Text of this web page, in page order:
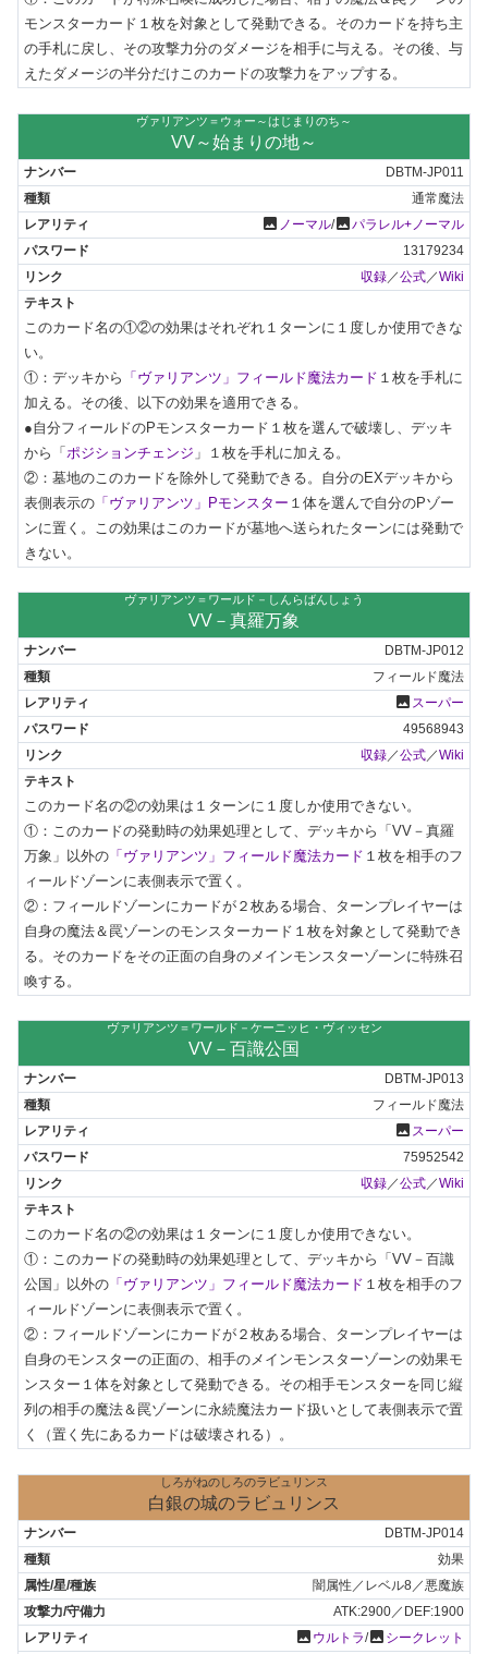
モンスターカード１枚を対象として発動できる。そのカードを持ち主
の手札に戻し、その攻撃力分のダメージを相手に与える。その後、与
えたダメージの半分だけこのカードの攻撃力をアップする。
ヴァリアンツ＝ウォー～はじまりのち～
VV～始まりの地～
DBTM-JP011
通常魔法
photo ノーマル/photoパラレル+ノーマル
13179234
収録 ／公式 ／Wiki
このカード名の①②の効果はそれぞれ１ターンに１度しか使用できな
い。
①：デッキから 「ヴァリアンツ」フィールド魔法カード １枚を手札に
加える。その後、以下の効果を適用できる。
●自分フィールドのPモンスターカード１枚を選んで破壊し、デッキ
から「ポジションチェンジ 」１枚を手札に加える。
②：墓地のこのカードを除外して発動できる。自分のEXデッキから
表側表示の 「ヴァリアンツ」Pモンスター １体を選んで自分のPゾー
ンに置く。この効果はこのカードが墓地へ送られたターンには発動で
きない。
ヴァリアンツ＝ワールド－しんらばんしょう
VV－真羅万象
DBTM-JP012
フィールド魔法
photo スーパー
49568943
収録／公式／Wiki
このカード名の②の効果は１ターンに１度しか使用できない。
①：このカードの発動時の効果処理として、デッキから「VV－真羅
万象」以外の 「ヴァリアンツ」フィールド魔法カード １枚を相手のフ
ィールドゾーンに表側表示で置く。
②：フィールドゾーンにカードが２枚ある場合、ターンプレイヤーは
自身の魔法＆罠ゾーンのモンスターカード１枚を対象として発動でき
る。そのカードをその正面の自身のメインモンスターゾーンに特殊召
喚する。
ヴァリアンツ＝ワールド－ケーニッヒ・ヴィッセン
VV－百識公国
DBTM-JP013
フィールド魔法
photo スーパー
75952542
収録／公式／Wiki
このカード名の②の効果は１ターンに１度しか使用できない。
①：このカードの発動時の効果処理として、デッキから「VV－百識
公国」以外の 「ヴァリアンツ」フィールド魔法カード １枚を相手のフ
ィールドゾーンに表側表示で置く。
②：フィールドゾーンにカードが２枚ある場合、ターンプレイヤーは
自身のモンスターの正面の、相手のメインモンスターゾーンの効果モ
ンスター１体を対象として発動できる。その相手モンスターを同じ縦
列の相手の魔法＆罠ゾーンに永続魔法カード扱いとして表側表示で置
く（置く先にあるカードは破壊される）。
しろがねのしろのラビュリンス
白銀の城のラビュリンス
DBTM-JP014
効果
闇属性／レベル8／悪魔族
ATK:2900／DEF:1900
photo ウルトラ/photo シークレット